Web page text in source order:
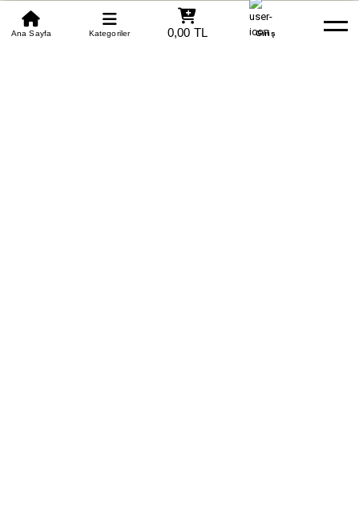
0850 305 09 70
Beden Tablosu Banka Hesapları Whatsapp Yardım
Ana Sayfa Kategoriler 0,00 TL Giriş